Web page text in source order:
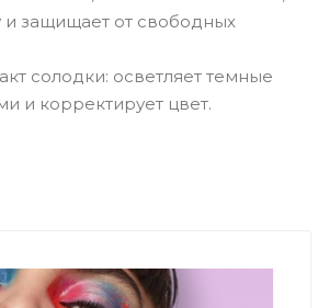
защищает от свободных
солодки: осветляет темные
и корректирует цвет.